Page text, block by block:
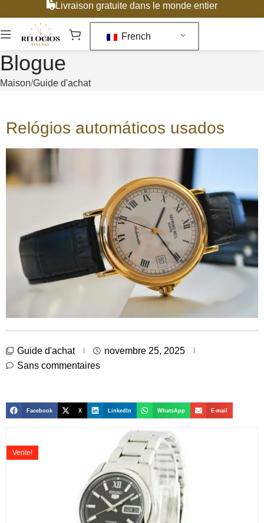
Livraison gratuite dans le monde entier
French
Blogue
Maison Guide d'achat
Relógios automáticos usados
Guide d'achat
novembre 25, 2025
Sans commentaires
Facebook X LinkedIn WhatsApp E-mail
Vente!